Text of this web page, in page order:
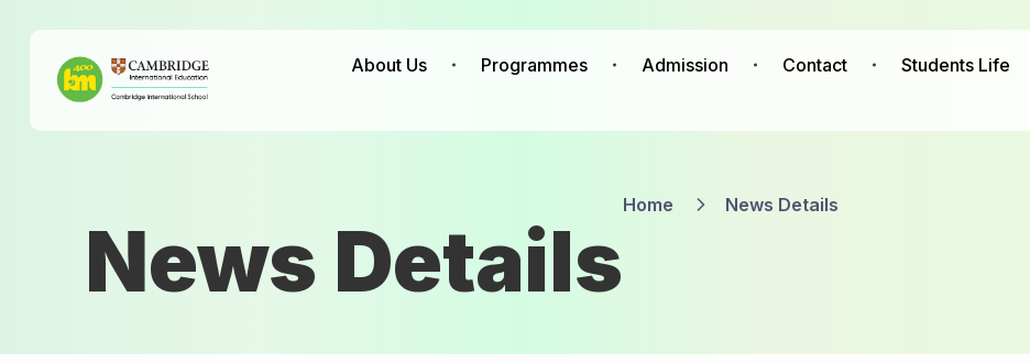
About Us Programmes Admission Contact Students Life
News Details
Home News Details